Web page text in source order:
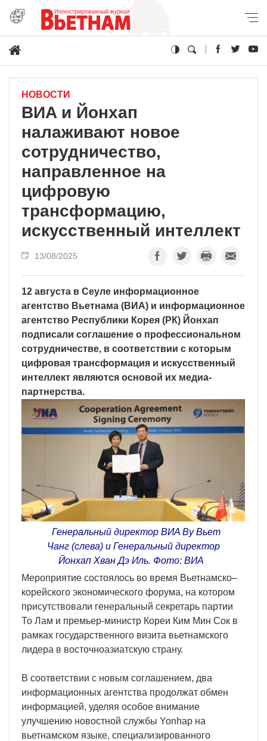
НОВОСТИ
ВИA и Йонхап
налаживают новое
сотрудничество,
направленное на
цифровую
трансформацию,
искусственный интеллект
13/08/2025
12 августа в Сеуле информационное
агентство Вьетнама (ВИA) и информационное
агентство Республики Корея (РК) Йонхап
подписали соглашение о профессиональном
сотрудничестве, в соответствии с которым
цифровая трансформация и искусственный
интеллект являются основой их медиа-
партнерства.
Генеральный директор ВИA Ву Вьет
Чанг (слева) и Генеральный директор
Йонхап Хван Дэ Иль. Фото: ВИA
Мероприятие состоялось во время Вьетнамско–
корейского экономического форума, на котором
присутствовали генеральный секретарь партии
То Лам и премьер-министр Кореи Ким Мин Сок в
рамках государственного визита вьетнамского
лидера в восточноазиатскую страну.
В соответствии с новым соглашением, два
информационных агентства продолжат обмен
информацией, уделяя особое внимание
улучшению новостной службы Yonhap на
вьетнамском языке, специализированного